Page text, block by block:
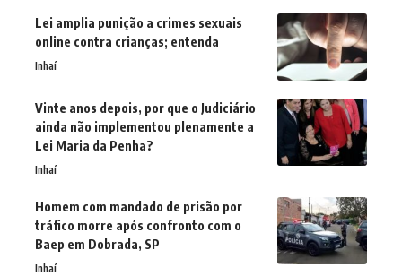
Lei amplia punição a crimes sexuais
online contra crianças; entenda
Inhaí
Vinte anos depois, por que o Judiciário
ainda não implementou plenamente a
Lei Maria da Penha?
Inhaí
Homem com mandado de prisão por
tráfico morre após confronto com o
Baep em Dobrada, SP
Inhaí